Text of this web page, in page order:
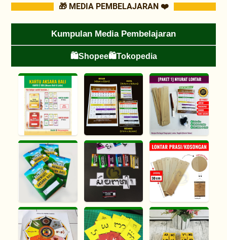
🎁 MEDIA PEMBELAJARAN ❤️
Kumpulan Media Pembelajaran
🛍️Shopee🛍️Tokopedia